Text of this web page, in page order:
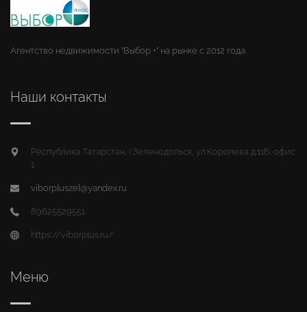
Агентство недвижимости "Выбор +" на рынке с 2012 года.
Наши контакты
Республика Татарстан, г.Зеленодольск, ул.Королева д.11Б, офис
1
viborpluszel@yandex.ru
89625529551
https://viborplus.ru/
Меню